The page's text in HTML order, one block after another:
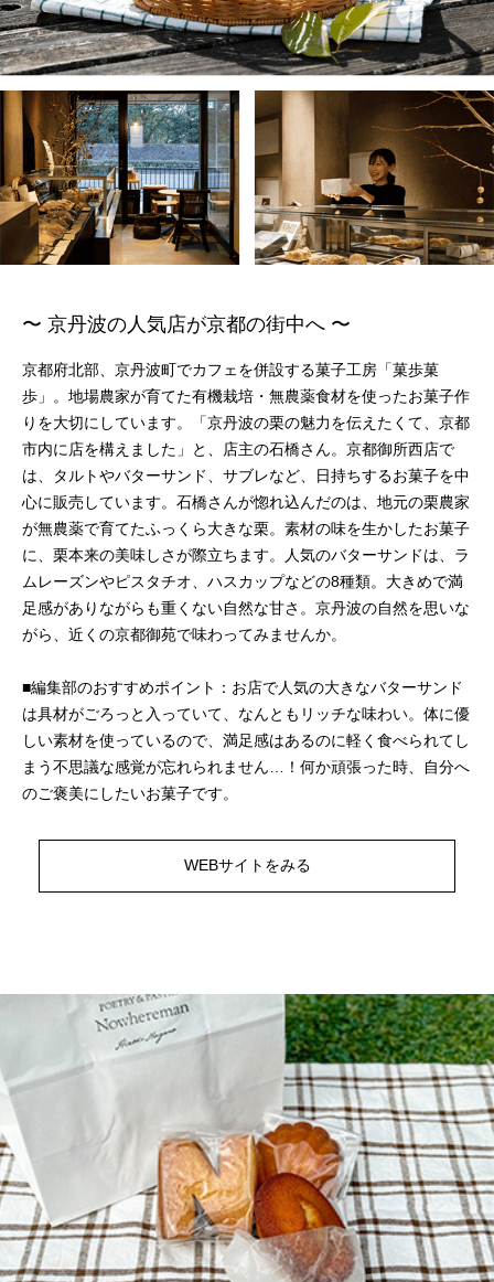
〜 京丹波の人気店が京都の街中へ 〜
京都府北部、京丹波町でカフェを併設する菓子工房「菓歩菓
歩」。地場農家が育てた有機栽培・無農薬食材を使ったお菓子作
りを大切にしています。「京丹波の栗の魅力を伝えたくて、京都
市内に店を構えました」と、店主の石橋さん。京都御所西店で
は、タルトやバターサンド、サブレなど、日持ちするお菓子を中
心に販売しています。石橋さんが惚れ込んだのは、地元の栗農家
が無農薬で育てたふっくら大きな栗。素材の味を生かしたお菓子
に、栗本来の美味しさが際立ちます。人気のバターサンドは、ラ
ムレーズンやピスタチオ、ハスカップなどの8種類。大きめで満
足感がありながらも重くない自然な甘さ。京丹波の自然を思いな
がら、近くの京都御苑で味わってみませんか。
■編集部のおすすめポイント：お店で人気の大きなバターサンド
は具材がごろっと入っていて、なんともリッチな味わい。体に優
しい素材を使っているので、満足感はあるのに軽く食べられてし
まう不思議な感覚が忘れられません…！何か頑張った時、自分へ
のご褒美にしたいお菓子です。
WEBサイトをみる